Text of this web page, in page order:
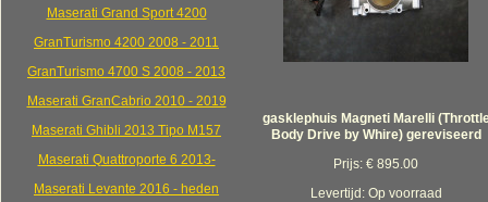
Maserati Grand Sport 4200
GranTurismo 4200 2008 - 2011
GranTurismo 4700 S 2008 - 2013
Maserati GranCabrio 2010 - 2019
Maserati Ghibli 2013 Tipo M157
Maserati Quattroporte 6 2013-
Maserati Levante 2016 - heden
gasklephuis Magneti Marelli
Body Drive by Whire) gereviseerd
Prijs: € 895.00
Levertijd: Op voorraad